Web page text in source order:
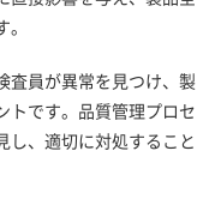
査員が異常を見つけ、製
トです。品質管理プロセ
し、適切に対処すること